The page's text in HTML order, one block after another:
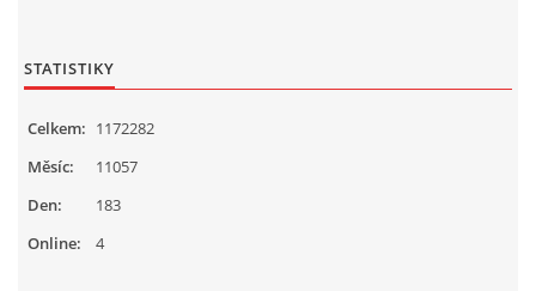
STATISTIKY
Online: 4
Celkem: 1172282
Měsíc:
11057
Den:
183